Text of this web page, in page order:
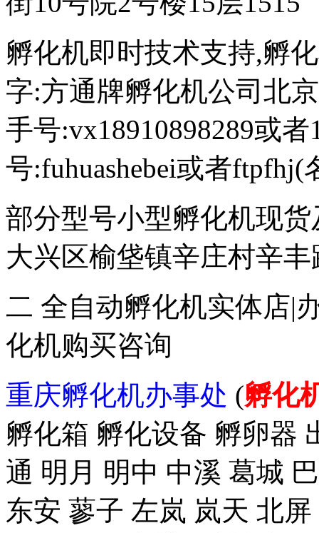
孵化机即时技术支持,孵
字:方通牌孵化机公司北
手号:vx18910898289或
号:fuhuashebei或者
部分型号小型孵化机现
大兴区榆垡镇辛庄村辛丰
二 全自动孵化机实体店|
化机购买咨询
重庆孵化机办事处 (孵化
孵化箱 孵化设备 孵卵器
通 明月 明中 中溪 葛城
东安 蓼子 左岚 岚天 北